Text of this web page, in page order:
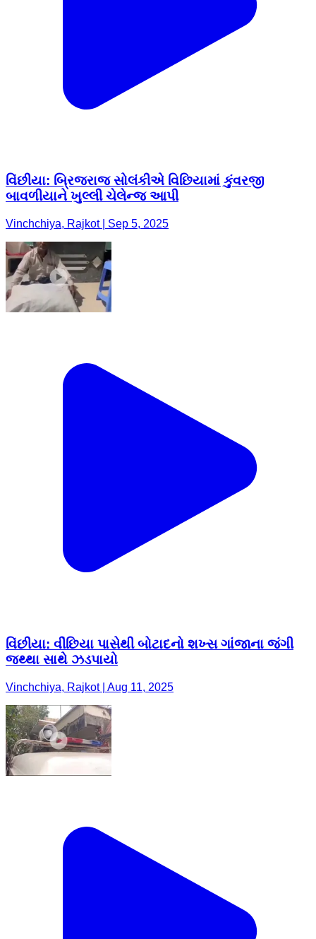
વિંછીયા: બ્રિજરાજ સોલંકીએ વિછિયામાં કુંવરજી
બાવળીયાને ખુલ્લી ચેલેન્જ આપી
Vinchchiya, Rajkot | Sep 5, 2025
વિંછીયા: વીંછિયા પાસેથી બોટાદનો શખ્સ ગાંજાના જંગી
જથ્થા સાથે ઝડપાયો
Vinchchiya, Rajkot | Aug 11, 2025